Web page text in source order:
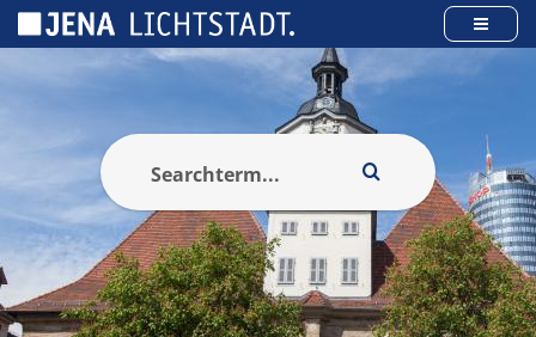
Panneau de gestion des cookies